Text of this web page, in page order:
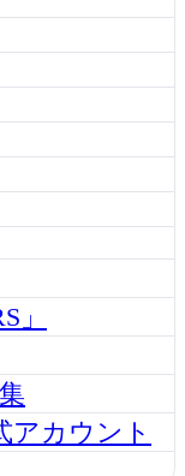
」
アカウント